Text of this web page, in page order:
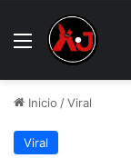
Menu
Inicio /Viral
Viral